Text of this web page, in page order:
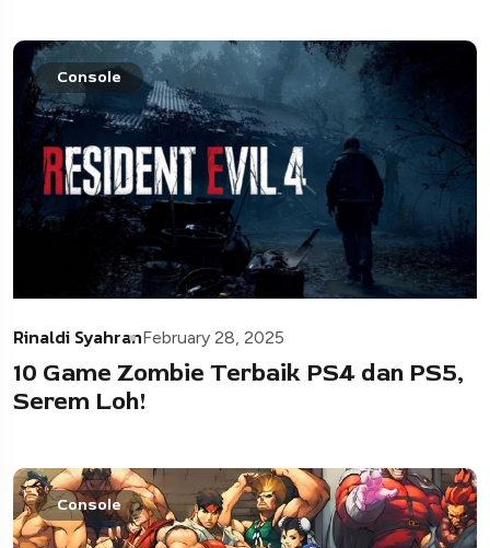
Console
Rinaldi SyahranFebruary 28, 2025
10 Game Zombie Terbaik PS4 dan PS5,
Serem Loh!
Console